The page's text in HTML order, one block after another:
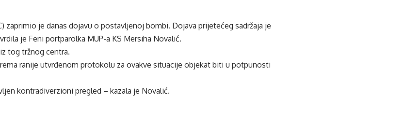
zaprimio je danas dojavu o postavljenoj bombi. Dojava prijetećeg sadržaja je
je Feni portparolka MUP-a KS Mersiha Novalić.
tog tržnog centra.
ranije utvrđenom protokolu za ovakve situacije objekat biti u potpunosti
kontradiverzioni pregled – kazala je Novalić.